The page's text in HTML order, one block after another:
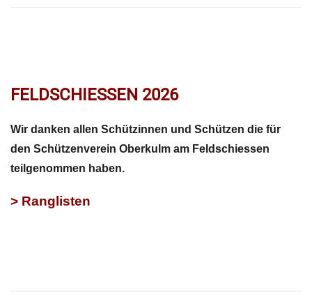
FELDSCHIESSEN 2026
Wir danken allen Schützinnen und Schützen die für
den Schützenverein Oberkulm am Feldschiessen
teilgenommen haben.
> Ranglisten